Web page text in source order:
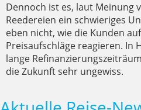
Dennoch ist es, laut Meinung
Reedereien ein schwieriges
eben nicht, wie die Kunden
Preisaufschläge reagieren. In
lange
die Zukunft sehr ungewiss.